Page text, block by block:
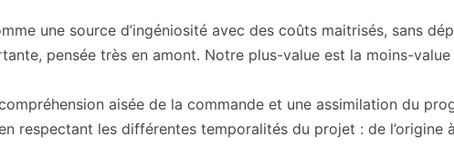
une source d’ingéniosité avec des coûts maitrisés, sans
pensée très en amont. Notre plus-value est la moins-
aisée de la commande et une assimilation du
respectant les différentes temporalités du projet : de l’origine